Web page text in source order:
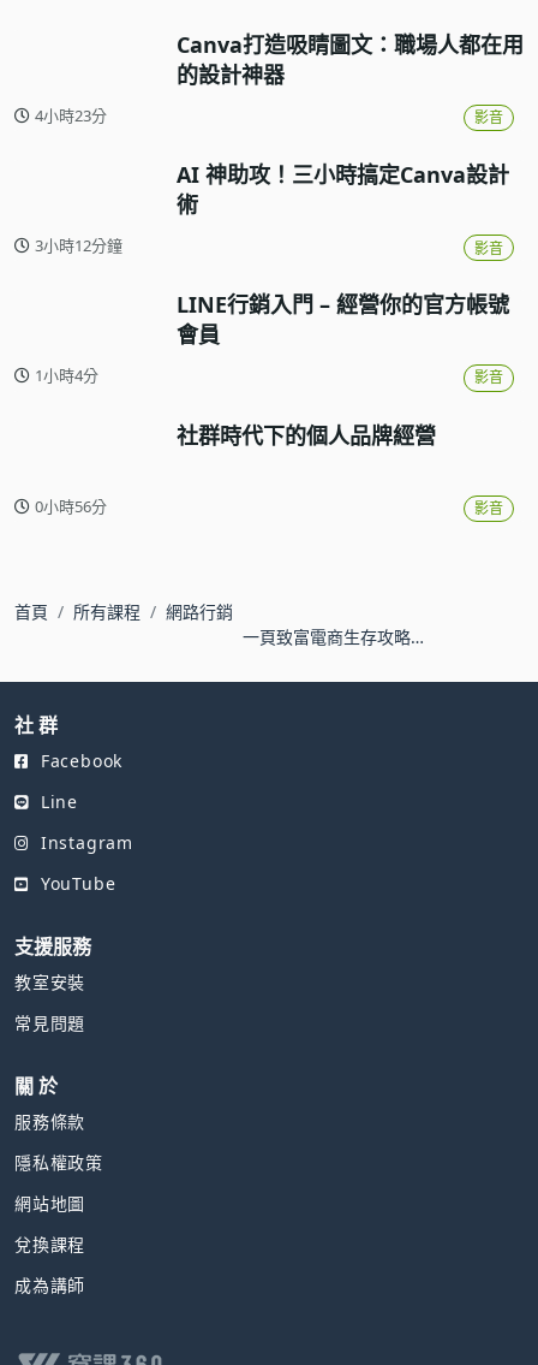
Canva打造吸睛圖文：職場人都在用
的設計神器
4小時23分 影音
AI 神助攻！三小時搞定Canva設計
術
3小時12分鐘 影音
LINE行銷入門 – 經營你的官方帳號
會員
1小時4分 影音
社群時代下的個人品牌經營
0小時56分 影音
首頁 所有課程
網路行銷
一頁致富電商生存攻略-
修課
社 群
Facebook
Line
Instagram
YouTube
支援服務
教室安裝
常見問題
關 於
服務條款
隱私權政策
網站地圖
兌換課程
成為講師